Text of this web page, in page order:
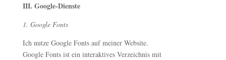
III. Google-Dienste
1. Google Fonts
Ich nutze Google Fonts auf meiner Website.
Google Fonts ist ein interaktives Verzeichnis mit